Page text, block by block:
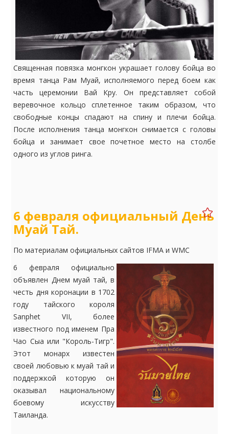
Священная повязка монгкон украшает голову бойца во
время танца Рам Муай, исполняемого перед боем как
часть церемонии Вай Кру. Он представляет собой
веревочное кольцо сплетенное таким образом, что
свободные концы спадают на спину и плечи бойца.
После исполнения танца монгкон снимается с головы
бойца и занимает свое почетное место на столбе
одного из углов ринга.
6 февраля официальный День
Муай Тай.
По материалам официальных сайтов IFMA и WMC
6 февраля официально
объявлен Днем муай тай, в
честь дня коронации в 1702
году тайского короля
Sanphet VII, более
известного под именем Пра
Чао Сыа или "Король-Тигр".
Этот монарх известен
своей любовью к муай тай и
поддержкой которую он
оказывал национальному
боевому искусству
Таиланда.